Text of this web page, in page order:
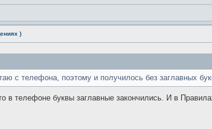
)
с телефона, поэтому и получилось без заглавных
в телефоне буквы заглавные закончились. И в